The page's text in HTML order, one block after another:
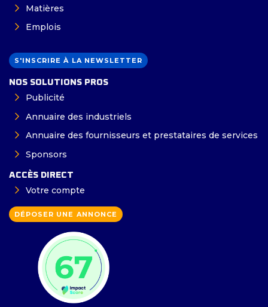
Matières
Emplois
S'INSCRIRE À LA NEWSLETTER
NOS SOLUTIONS PROS
Publicité
Annuaire des industriels
Annuaire des fournisseurs et prestataires de services
Sponsors
ACCÈS DIRECT
Votre compte
DÉPOSER UNE ANNONCE